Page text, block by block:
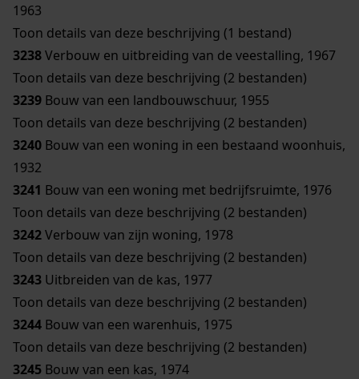
1963
Toon details van deze beschrijving (1 bestand)
3238Verbouw en uitbreiding van de veestalling, 1967
Toon details van deze beschrijving (2 bestanden)
3239 Bouw van een landbouwschuur, 1955
Toon details van deze beschrijving (2 bestanden)
3240 Bouw van een woning in een bestaand woonhuis,
1932
3241 Bouw van een woning met bedrijfsruimte, 1976
Toon details van deze beschrijving (2 bestanden)
3242Verbouw van zijn woning, 1978
Toon details van deze beschrijving (2 bestanden)
3243 Uitbreiden van de kas, 1977
Toon details van deze beschrijving (2 bestanden)
3244 Bouw van een warenhuis, 1975
Toon details van deze beschrijving (2 bestanden)
3245 Bouw van een kas, 1974